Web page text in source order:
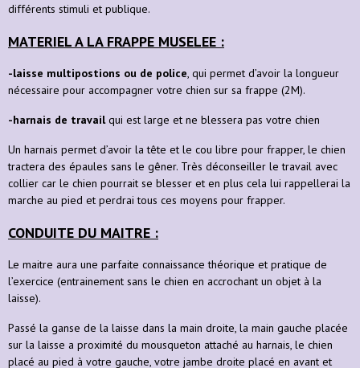
différents stimuli et publique.
MATERIEL A LA FRAPPE MUSELEE :
-laisse multipostions ou de police, qui permet d’avoir la longueur
nécessaire pour accompagner votre chien sur sa frappe (2M).
-harnais de travailqui est large et ne blessera pas votre chien
Un harnais permet d’avoir la tête et le cou libre pour frapper, le chien
tractera des épaules sans le gêner. Très déconseiller le travail avec
collier car le chien pourrait se blesser et en plus cela lui rappellerai la
marche au pied et perdrai tous ces moyens pour frapper.
CONDUITE DU MAITRE :
Le maitre aura une parfaite connaissance théorique et pratique de
l’exercice (entrainement sans le chien en accrochant un objet à la
laisse).
Passé la ganse de la laisse dans la main droite, la main gauche placée
sur la laisse a proximité du mousqueton attaché au harnais, le chien
placé au pied à votre gauche, votre jambe droite placé en avant et